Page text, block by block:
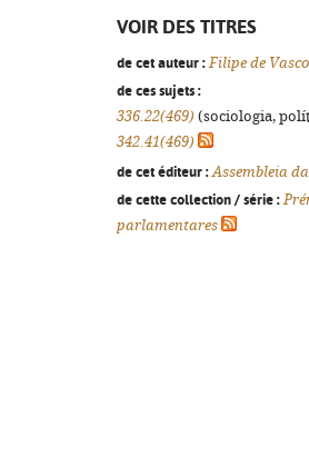
VOIR DES TITRES
de cet auteur : Filipe de
de ces sujets :
336.22(469) (sociologia,
342.41(469)
de cet éditeur : Assembleia
de cette collection / série :
parlamentares